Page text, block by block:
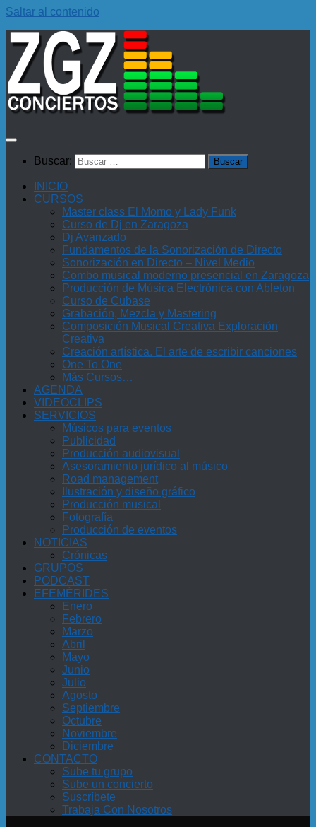
Saltar al contenido
Buscar:
INICIO
CURSOS
Master class El Momo y Lady Funk
Curso de Dj en Zaragoza
Dj Avanzado
Fundamentos de la Sonorización de Directo
Sonorización en Directo – Nivel Medio
Combo musical moderno presencial en Zaragoza
Producción de Música Electrónica con Ableton
Curso de Cubase
Grabación, Mezcla y Mastering
Composición Musical Creativa Exploración
Creativa
Creación artística. El arte de escribir canciones
One To One
Más Cursos…
AGENDA
VIDEOCLIPS
SERVICIOS
Músicos para eventos
Publicidad
Producción audiovisual
Asesoramiento jurídico al músico
Road management
Ilustración y diseño gráfico
Producción musical
Fotografía
Producción de eventos
NOTICIAS
Crónicas
GRUPOS
PODCAST
EFEMÉRIDES
Enero
Febrero
Marzo
Abril
Mayo
Junio
Julio
Agosto
Septiembre
Octubre
Noviembre
Diciembre
CONTACTO
Sube tu grupo
Sube un concierto
Suscríbete
Trabaja Con Nosotros